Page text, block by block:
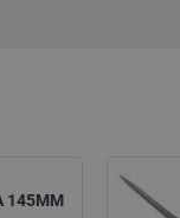
145ММ